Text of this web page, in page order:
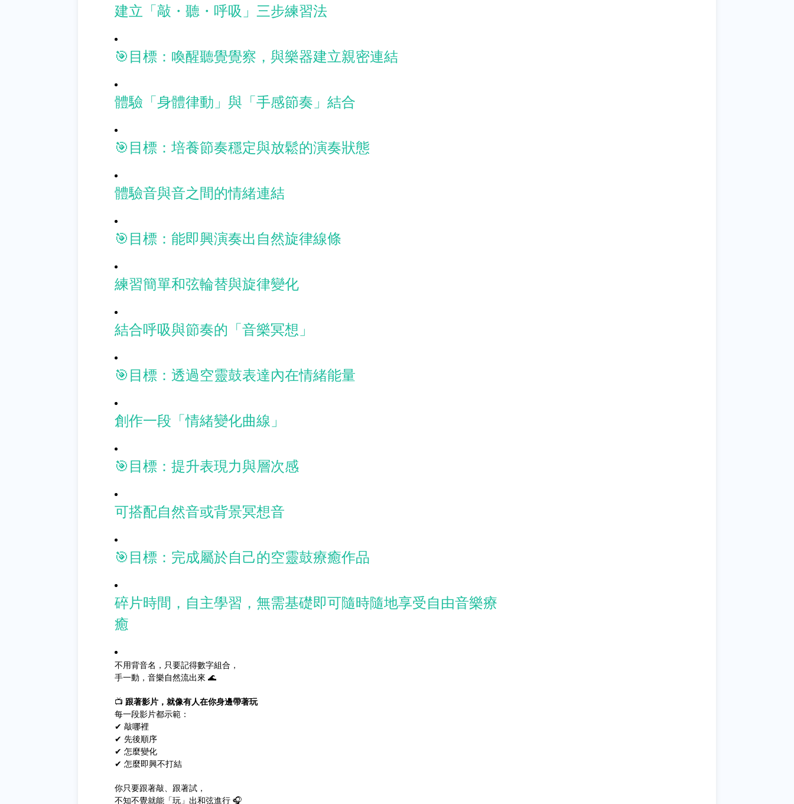
建立「敲・聽・呼吸」三步練習法
🎯目標：喚醒聽覺覺察，與樂器建立親密連結
體驗「身體律動」與「手感節奏」結合
🎯目標：培養節奏穩定與放鬆的演奏狀態
體驗音與音之間的情緒連結
🎯目標：能即興演奏出自然旋律線條
練習簡單和弦輪替與旋律變化
結合呼吸與節奏的「音樂冥想」
🎯目標：透過空靈鼓表達內在情緒能量
創作一段「情緒變化曲線」
🎯目標：提升表現力與層次感
可搭配自然音或背景冥想音
🎯目標：完成屬於自己的空靈鼓療癒作品
碎片時間，自主學習，無需基礎即可隨時隨地享受自由音樂療
癒
不用背音名，只要記得數字組合，
手一動，音樂自然流出來 🌊
📺 跟著影片，就像有人在你身邊帶著玩
每一段影片都示範：
✔ 敲哪裡
✔ 先後順序
✔ 怎麼變化
✔ 怎麼即興不打結
你只要跟著敲、跟著試，
不知不覺就能「玩」出和弦進行 🎧